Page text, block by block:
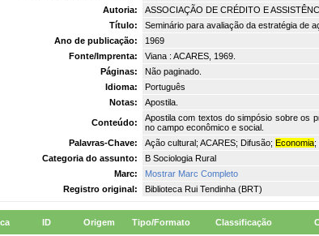
Autoria:
ASSOCIAÇÃO DE CRÉDITO E
Título:
Seminário para avaliação da estratégia de
Ano de publicação:
1969
Fonte/Imprenta:
Viana : ACARES, 1969.
Páginas:
Não paginado.
Idioma:
Português
Notas:
Apostila.
Conteúdo:
Apostila com textos do simpósio sobre os
no campo econômico e social.
Palavras-Chave:
Ação cultural; ACARES; Difusão; Economia;
Categoria do assunto:
B Sociologia Rural
Marc:
Mostrar Marc Completo
Registro original:
Biblioteca Rui Tendinha (BRT)
ID Origem Tipo/Formato Classificação